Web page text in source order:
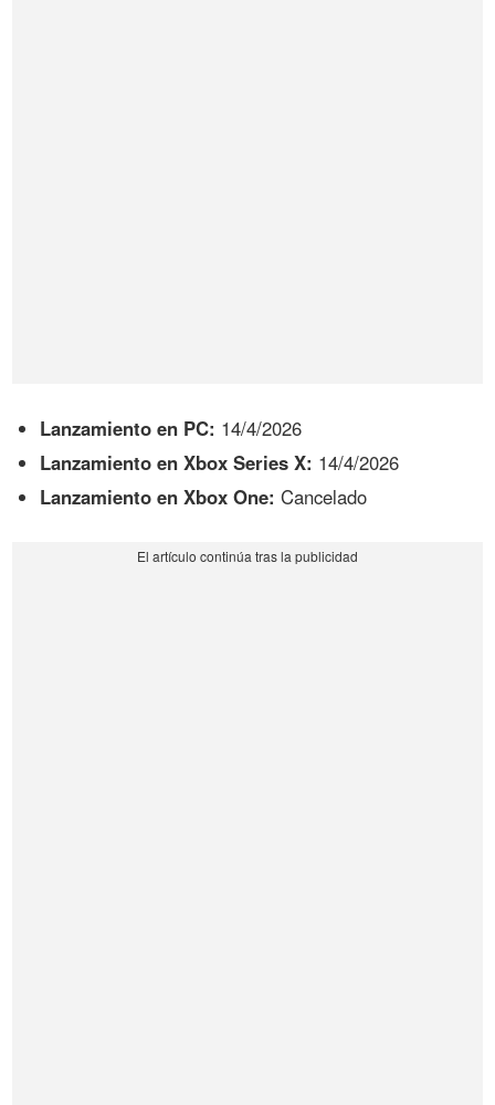
Lanzamiento en PC: 14/4/2026
Lanzamiento en Xbox Series X: 14/4/2026
Lanzamiento en Xbox One: Cancelado